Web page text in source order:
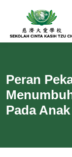
Peran
Pada